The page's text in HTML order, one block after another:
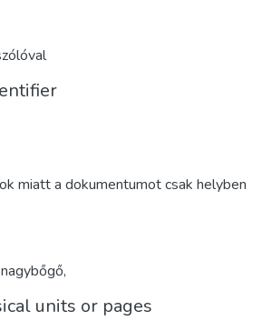
miatt a dokumentumot csak helyben
units or pages